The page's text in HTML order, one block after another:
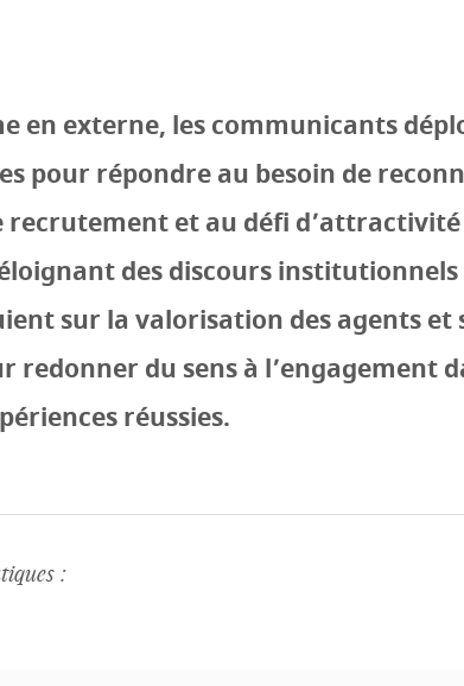
en externe, les communicants
pour répondre au besoin de
recrutement et au défi d’attractivité
des discours institutionnels
sur la valorisation des agents
redonner du sens à l’engagement
réussies.
: